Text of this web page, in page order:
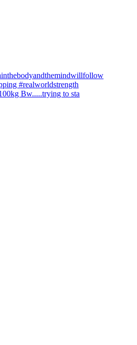
Bw.....trying to sta